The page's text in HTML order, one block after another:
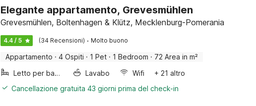
Elegante appartamento, Grevesmühlen
Grevesmühlen, Boltenhagen & Klütz, Mecklenburg-Pomerania
4.4 / 5 (34 Recensioni) · Molto buono
Appartamento · 4 Ospiti · 1 Pet · 1 Bedroom · 72 Area in m²
Letto per bambini
Lavabo Wifi
+ 21 altro
Cancellazione gratuita 43 giorni prima del check-in